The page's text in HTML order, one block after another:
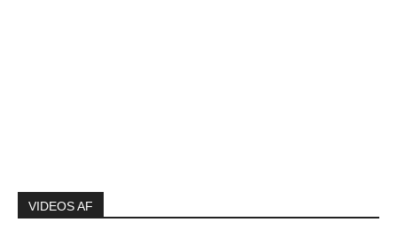
VIDEOS AF